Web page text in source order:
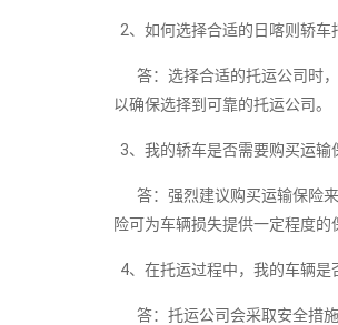
2、如何选择合适的日喀则轿车
答：选择合适的托运公司时，
以确保选择到可靠的托运公司。
3、我的轿车是否需要购买运输
答：强烈建议购买运输保险来
险可为车辆损失提供一定程度的
4、在托运过程中，我的车辆是
答：托运公司会采取安全措施